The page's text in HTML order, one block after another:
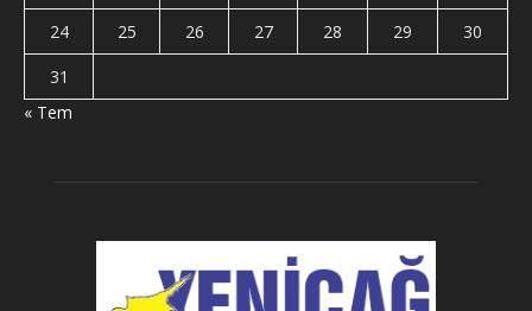
24
25 26 27 28 29
30
31
« Tem